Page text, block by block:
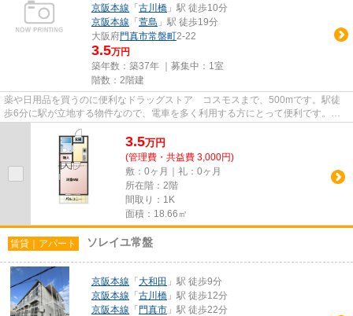
京阪本線 「 古川橋 」駅 徒歩10分
京阪本線 「 萱島 」駅 徒歩19分
大阪府門真市常盤町2-22
3.5万円
築年数：築37年 ｜募集中： 1室
階数：2階建
薬や日用品を買うのに便利なドラッグストア コスモスまで、500mです。駅徒
歩6分に駅が立地する物件なので、電車を多く利用する方にとって便利です。お
使いいただける駅は2駅あり、行...
3.5万円
(管理費・共益費 3,000円)
敷：0ヶ月｜礼：0ヶ月
所在階：2階
間取り：1K
面積：18.66㎡
賃貸｜アパート ソレイユ常盤
京阪本線 「 大和田 」駅 徒歩9分
京阪本線 「 古川橋 」駅 徒歩12分
京阪本線 「 門真市 」駅 徒歩22分